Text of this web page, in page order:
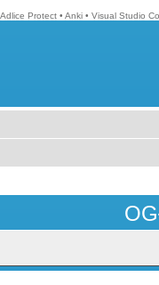
Adlice Protect • Anki • Visual Studio